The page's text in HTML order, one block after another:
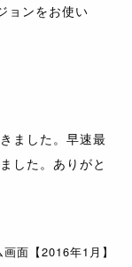
ョンをお使い
ました。早速最
した。ありがと
面【2016年1月】